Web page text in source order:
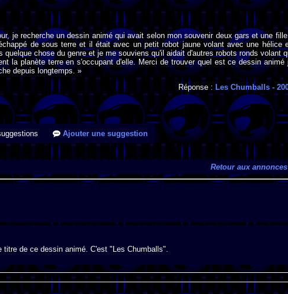
je recherche un dessin animé qui avait selon mon souvenir deux gars et une fille
de sous terre et il était avec un petit robot jaune volant avec une hélice
quelque chose du genre et je me souviens qu'il aidait d'autres robots ronds volant
la planète terre en s'occupant d'elle. Merci de trouver quel est ce dessin animé
depuis longtemps. »
Réponse : Les Chumballs -
Ajouter une suggestion
Retour aux annonces
de ce dessin animé. C'est "Les Chumballs".